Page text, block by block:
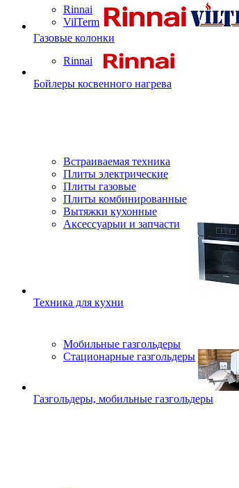
Rinnai
VilTerm
Газовые колонки
Rinnai
Бойлеры косвенного нагрева
Встраиваемая техника
Плиты электрические
Плиты газовые
Плиты комбинированные
Вытяжки кухонные
Аксессуарыи и запчасти
Техника для кухни
Мобильные газгольдеры
Стационарные газгольдеры
Газгольдеры, мобильные газгольдеры